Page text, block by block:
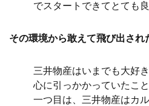
でスタートできてとても
その環境から敢えて飛び出され
三井物産はいまでも大好
心に引っかかっていたこ
一つ目は、三井物産はカ